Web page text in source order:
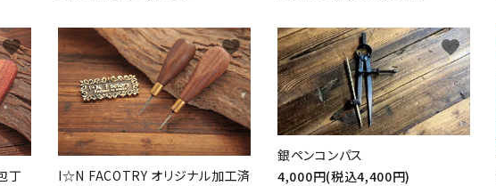
丁
favorite
I☆N FACOTRY オリジナル加工済
favorite
銀ペンコンパス
4,000円(税込4,400円)
favorite